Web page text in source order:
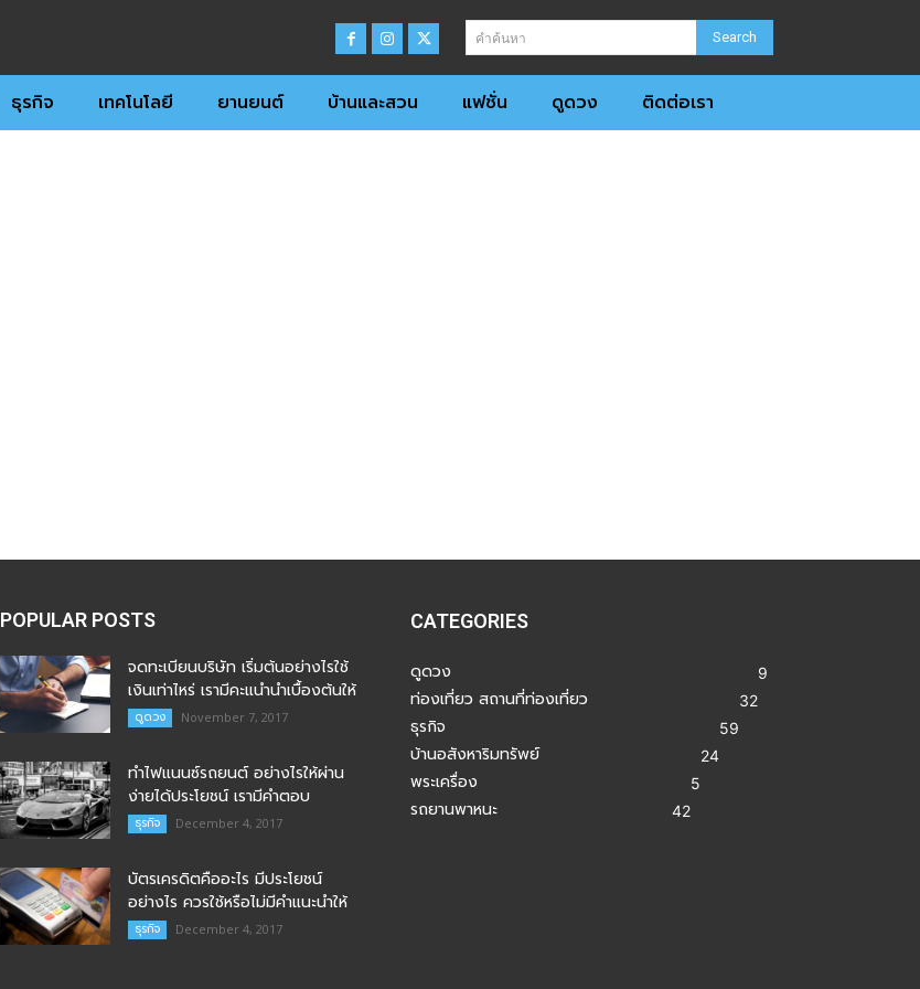
คำค้นหา Search
ธุรกิจ เทคโนโลยี ยานยนต์ บ้านและสวน แฟชั่น ดูดวง ติดต่อเรา
POPULAR POSTS
จดทะเบียนบริษัท เริ่มต้นอย่างไรใช้
เงินเท่าไหร่ เรามีคะแนำนำเบื้องต้นให้
ดูดวง November 7, 2017
ทำไฟแนนซ์รถยนต์ อย่างไรให้ผ่าน
ง่ายได้ประโยชน์ เรามีคำตอบ
ธุรกิจ December 4, 2017
บัตรเครดิตคืออะไร มีประโยชน์
อย่างไร ควรใช้หรือไม่มีคำแนะนำให้
ธุรกิจ December 4, 2017
CATEGORIES
ดูดวง 9
ท่องเที่ยว สถานที่ท่องเที่ยว 32
ธุรกิจ 59
บ้านอสังหาริมทรัพย์ 24
พระเครื่อง 5
รถยานพาหนะ 42